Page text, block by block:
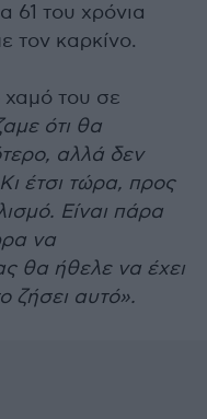
61 του χρόνια
τον καρκίνο.
χαμό του σε
ότι θα
αλλά δεν
έτσι τώρα, προς
Είναι πάρα
να
θα ήθελε να έχει
ζήσει αυτό».